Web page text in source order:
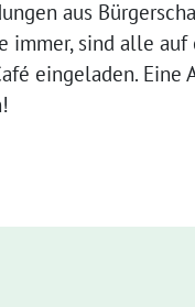
aus
immer, sind alle
eingeladen.